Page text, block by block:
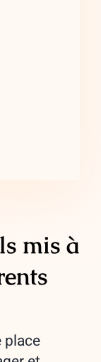
mis à
place